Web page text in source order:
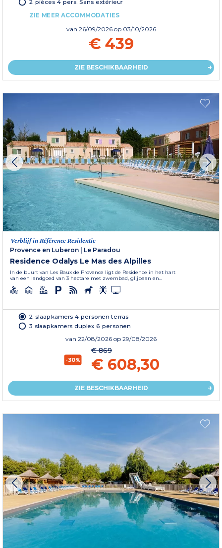
2 pièces 4 pers. Sans extérieur
ZIE MEER ACCOMMODATIES
van 26/09/2026 op 03/10/2026
€ 439
ZIE BESCHIKBAARHEID
Verblijf in Référence Residentie
Provence en Luberon | Le Paradou
Residence Odalys Le Mas des Alpilles
In de buurt van Les Baux de Provence ligt de Residence in het hart
van een landgoed van 3 hectare met zwembad, glijbaan en...
2 slaapkamers 4 personen terras
3 slaapkamers duplex 6 personen
van 22/08/2026 op 29/08/2026
-30%
€ 869
€ 608,30
ZIE BESCHIKBAARHEID